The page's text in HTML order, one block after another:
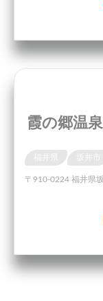
霞の郷温泉
坂井市
〒910-0224 福井県